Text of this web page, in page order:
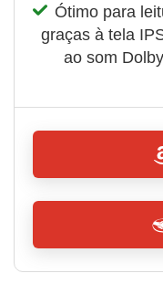
Ótimo para
graças à tela
ao som